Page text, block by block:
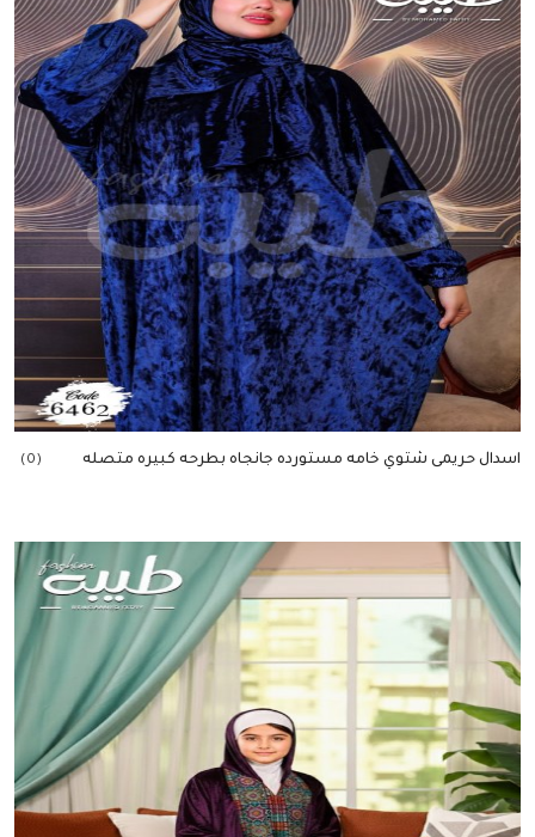
اسدال حريمى شتوي خامه مستورده جانجاه بطرحه كبيره متصله (0)